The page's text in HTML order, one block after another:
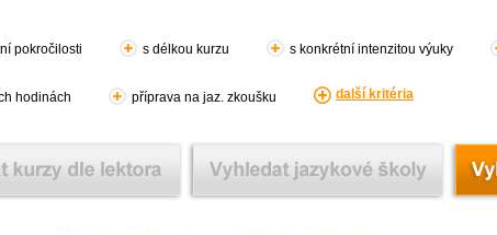
pokročilosti s délkou kurzu s konkrétní intenzitou výuky
hodinách příprava na jaz. zkoušku další kritéria